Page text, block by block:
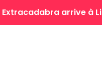
Extracadabra arrive à